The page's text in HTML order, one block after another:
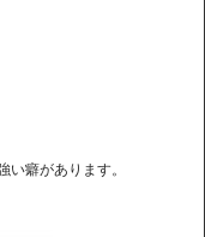
癖があります。